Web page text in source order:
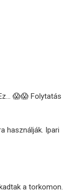
😱😱 Folytatás
használják. Ipari
a torkomon.